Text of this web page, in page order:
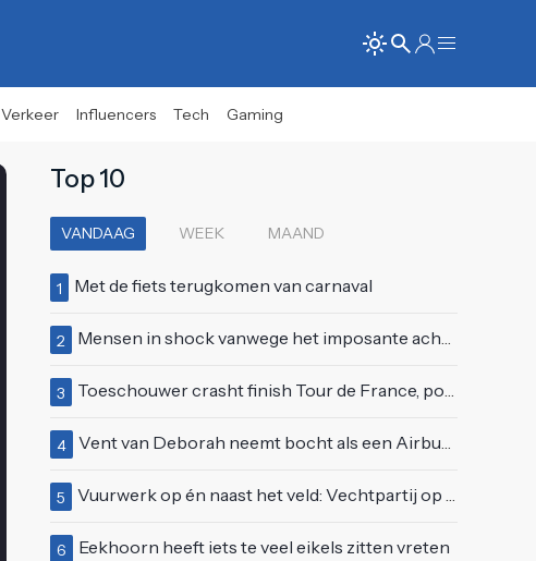
Verkeer Influencers Tech Gaming
Top 10
VANDAAG WEEK MAAND
1 Met de fiets terugkomen van carnaval
2 Mensen in shock vanwege het imposante achterwerk van Nelly Furtado
3 Toeschouwer crasht finish Tour de France, politie deelt bodycheck uit
4 Vent van Deborah neemt bocht als een Airbus A380 en klapt vol op tegenligger
5 Vuurwerk op én naast het veld: Vechtpartij op Ajax-tribune tussen supporters en stewards
6 Eekhoorn heeft iets te veel eikels zitten vreten